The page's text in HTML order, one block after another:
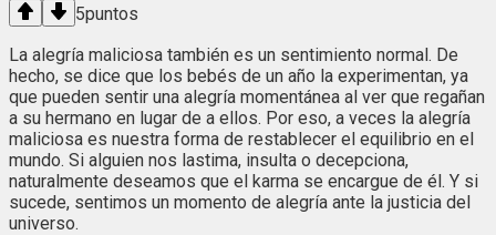
5puntos
La alegría maliciosa también es un sentimiento normal. De
hecho, se dice que los bebés de un año la experimentan, ya
que pueden sentir una alegría momentánea al ver que regañan
a su hermano en lugar de a ellos. Por eso, a veces la alegría
maliciosa es nuestra forma de restablecer el equilibrio en el
mundo. Si alguien nos lastima, insulta o decepciona,
naturalmente deseamos que el karma se encargue de él. Y si
sucede, sentimos un momento de alegría ante la justicia del
universo.